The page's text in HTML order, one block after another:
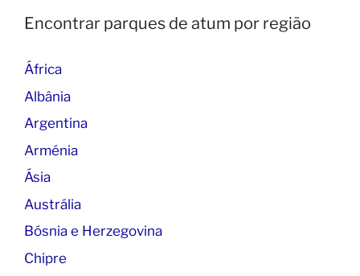
Encontrar parques de atum por região
África
Albânia
Argentina
Arménia
Ásia
Austrália
Bósnia e Herzegovina
Chipre